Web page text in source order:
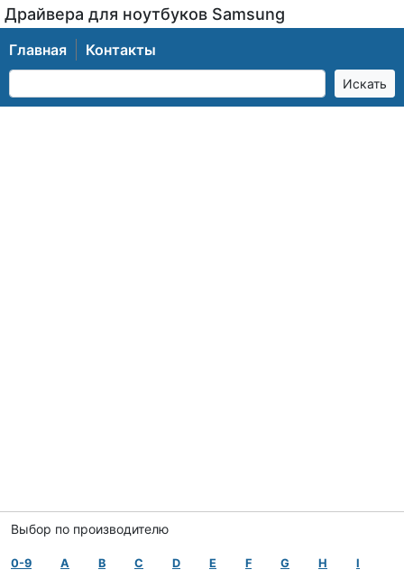
Драйвера для ноутбуков Samsung
Главная Контакты
Выбор по производителю
0-9 A B C D E F G H I